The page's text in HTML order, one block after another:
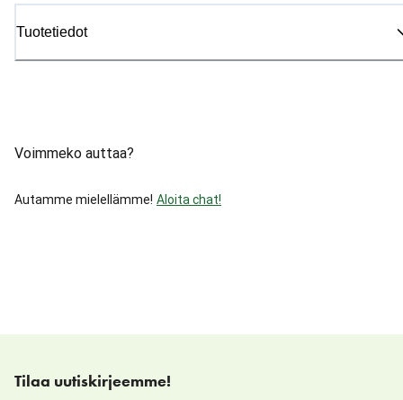
Tuotetiedot
Voimmeko auttaa?
Autamme mielellämme! Aloita chat!
Tilaa uutiskirjeemme!